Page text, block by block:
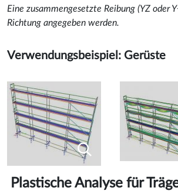
Eine zusammengesetzte Reibung (YZ oder
Richtung angegeben werden.
Verwendungsbeispiel: Gerüste
Plastische Analyse für